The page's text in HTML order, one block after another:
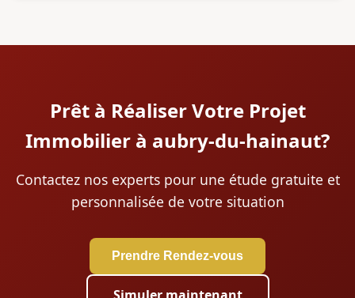
Prêt à Réaliser Votre Projet
Immobilier à aubry-du-hainaut?
Contactez nos experts pour une étude gratuite et
personnalisée de votre situation
Prendre Rendez-vous